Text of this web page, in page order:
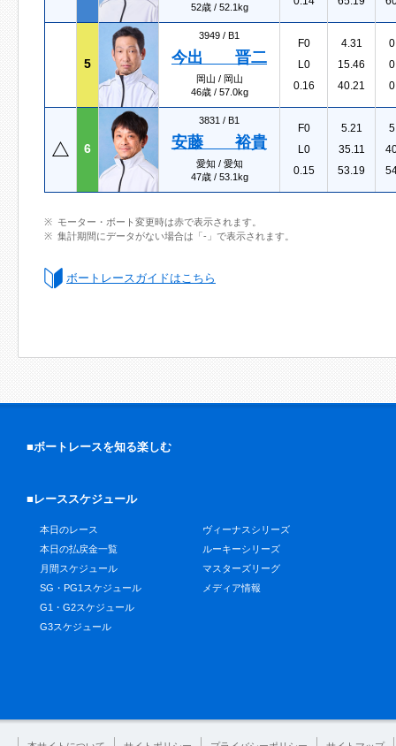
52歳 / 52.1kg
5
3949 / B1
今出 晋二
岡山 / 岡山
46歳 / 57.0kg
F0
L0
0.16
4.31
15.46
40.21
6
3831 / B1
安藤 裕貴
愛知 / 愛知
47歳 / 53.1kg
F0
L0
0.15
5.21
35.11
53.19
モーター・ボート変更時は赤で表示されます。
集計期間にデータがない場合は「-」で表示されます。
ボートレースガイドはこちら
■ボートレースを知る楽しむ
■レーススケジュール
本日のレース
本日の払戻金一覧
月間スケジュール
SG・PG1スケジュール
G1・G2スケジュール
G3スケジュール
ヴィーナスシリーズ
ルーキーシリーズ
マスターズリーグ
メディア情報